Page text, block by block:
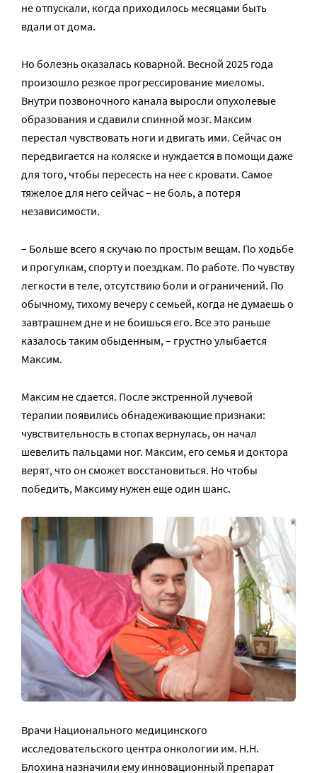
не отпускали, когда приходилось месяцами быть
вдали от дома.
Но болезнь оказалась коварной. Весной 2025 года
произошло резкое прогрессирование миеломы.
Внутри позвоночного канала выросли опухолевые
образования и сдавили спинной мозг. Максим
перестал чувствовать ноги и двигать ими. Сейчас он
передвигается на коляске и нуждается в помощи даже
для того, чтобы пересесть на нее с кровати. Самое
тяжелое для него сейчас – не боль, а потеря
независимости.
– Больше всего я скучаю по простым вещам. По ходьбе
и прогулкам, спорту и поездкам. По работе. По чувству
легкости в теле, отсутствию боли и ограничений. По
обычному, тихому вечеру с семьей, когда не думаешь о
завтрашнем дне и не боишься его. Все это раньше
казалось таким обыденным, – грустно улыбается
Максим.
Максим не сдается. После экстренной лучевой
терапии появились обнадеживающие признаки:
чувствительность в стопах вернулась, он начал
шевелить пальцами ног. Максим, его семья и доктора
верят, что он сможет восстановиться. Но чтобы
победить, Максиму нужен еще один шанс.
Врачи Национального медицинского
исследовательского центра онкологии им. Н.Н.
Блохина назначили ему инновационный препарат